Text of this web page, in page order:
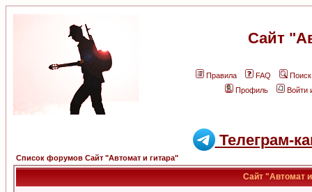
Сайт
Правила FAQ
Поиск
Профиль
Войти
Телеграм-
Список форумов Сайт "Автомат и гитара"
Сайт "Автомат и